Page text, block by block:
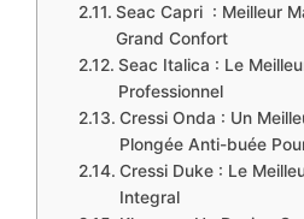
​Seac Capri : Meilleur
Grand Confort
​Seac Italica : Le
Professionnel
​​Cressi Onda : Un
Plongée Anti-buée
​Cressi Duke : Le
Integral